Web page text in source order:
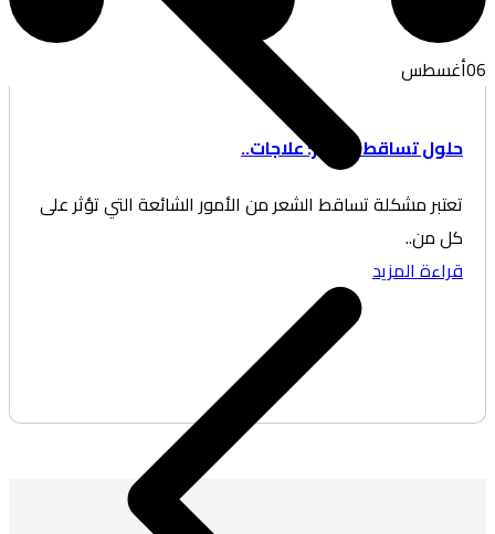
تساقط الشعر: علاجات..
مشكلة تساقط الشعر من الأمور الشائعة التي تؤثر على
من..
المزيد